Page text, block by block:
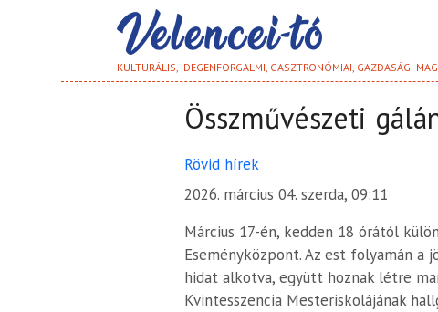
KULTURÁLIS, IDEGENFORGALMI, GASZTRONÓMIAI, GAZDASÁGI
Összművészeti
Rövid hírek
2026. március 04. szerda, 09:11
Március 17-én, kedden 18 órától
Eseményközpont. Az est folyamán
hidat alkotva, együtt hoznak létre
Kvintesszencia Mesteriskolájának